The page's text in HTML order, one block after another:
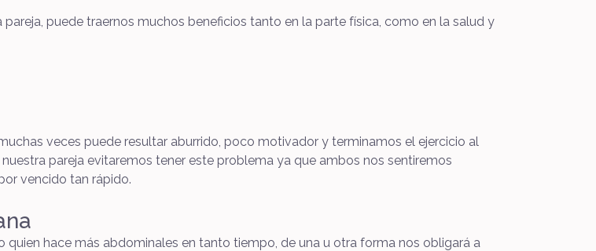
puede traernos muchos beneficios tanto en la parte física, como en la salud y
veces puede resultar aburrido, poco motivador y terminamos el ejercicio al
pareja evitaremos tener este problema ya que ambos nos sentiremos
vencido tan rápido.
hace más abdominales en tanto tiempo, de una u otra forma nos obligará a